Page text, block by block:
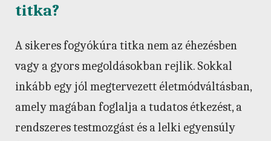
titka?
A sikeres fogyókúra titka nem az éhezésben
vagy a gyors megoldásokban rejlik. Sokkal
inkább egy jól megtervezett életmódváltásban,
amely magában foglalja a tudatos étkezést, a
rendszeres testmozgást és a lelki egyensúly